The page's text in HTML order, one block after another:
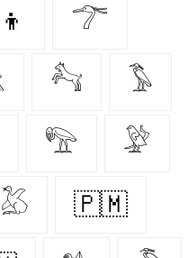
𓆀
𓃚 𓅣
𓅟 𓅶
𓅷 🇵🇲